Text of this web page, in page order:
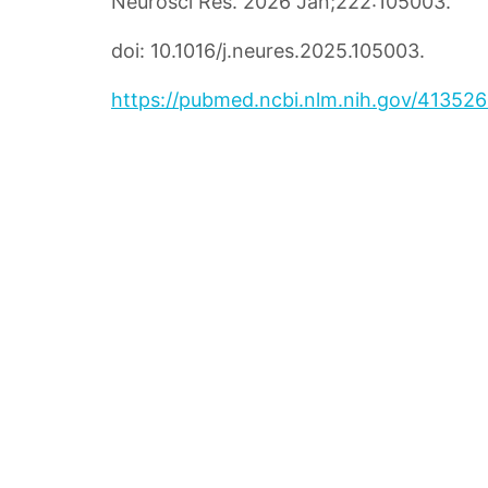
doi: 10.1016/j.neures.2025.105003.
https://pubmed.ncbi.nlm.nih.gov/